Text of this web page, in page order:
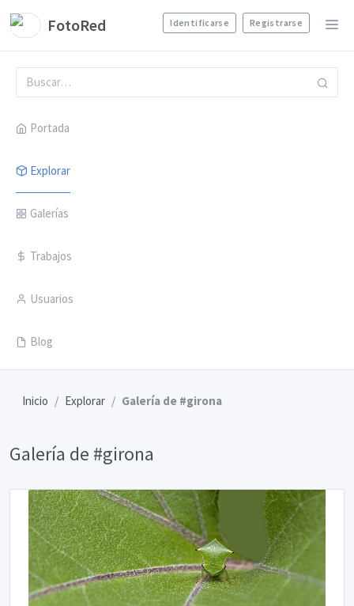
FotoRed Identificarse Registrarse
Portada
Explorar
Galerías
Trabajos
Usuarios
Blog
Inicio Explorar Galería de #girona
Galería de #girona